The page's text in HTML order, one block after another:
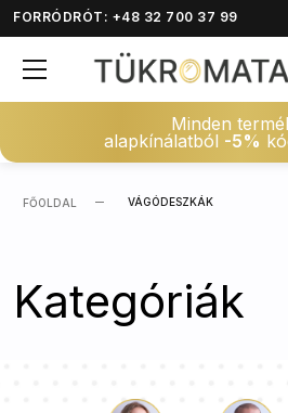
FORRÓDRÓT: +48 32 700 37 99
Minden
alapkínálatból -5%
FŐOLDAL VÁGÓDESZKÁK
Kategóriák